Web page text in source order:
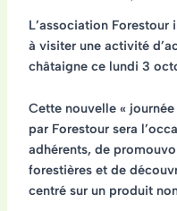
L’association
à visiter une activité d’
châtaignece lundi 3
Cette nouvelle «
par Forestour sera
adhérents, de
forestières et de
centré sur un produit